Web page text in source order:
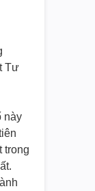
Tư
này
trong